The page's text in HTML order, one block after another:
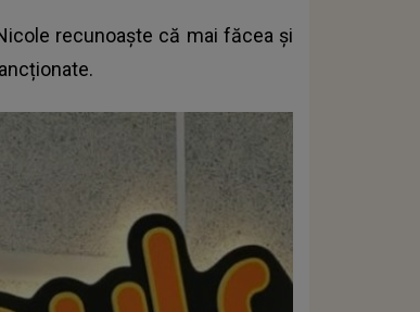
recunoaște că mai făcea și